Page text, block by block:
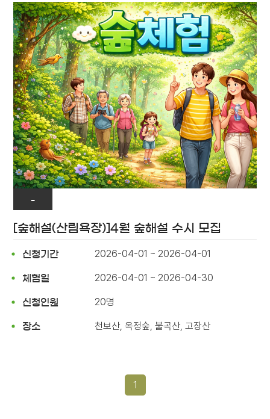
-
[숲해설(산림욕장)]4월 숲해설 수시 모집
신청기간 2026-04-01 ~ 2026-04-01
체험일 2026-04-01 ~ 2026-04-30
신청인원 20명
장소 천보산, 옥정숲, 불곡산, 고장산
1